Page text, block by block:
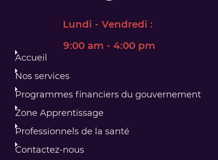
Lundi - Vendredi :
​9:00 am - 4:00 pm
Accueil
Nos services
Programmes financiers du gouvernement
Zone Apprentissage
Professionnels de la santé
Contactez-nous